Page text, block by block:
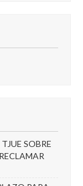
SOBRE